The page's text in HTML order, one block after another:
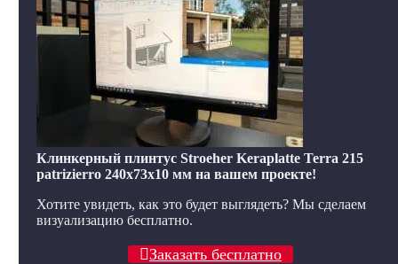
Клинкерный плинтус Stroeher Keraplatte Terra 215
patrizierro 240х73х10 мм на вашем проекте!
Хотите увидеть, как это будет выглядеть? Мы сделаем
визуализацию бесплатно.
Заказать бесплатно